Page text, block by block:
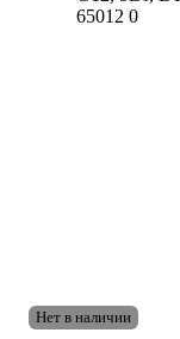
Нет в наличии